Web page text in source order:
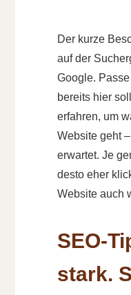
Der kurze
auf der
Google.
bereits hier
erfahren, um
Website geht
erwartet. Je
desto eher
Website auch
SEO-
stark.